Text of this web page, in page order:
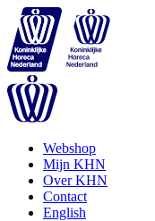
Webshop
Mijn KHN
Over KHN
Contact
English